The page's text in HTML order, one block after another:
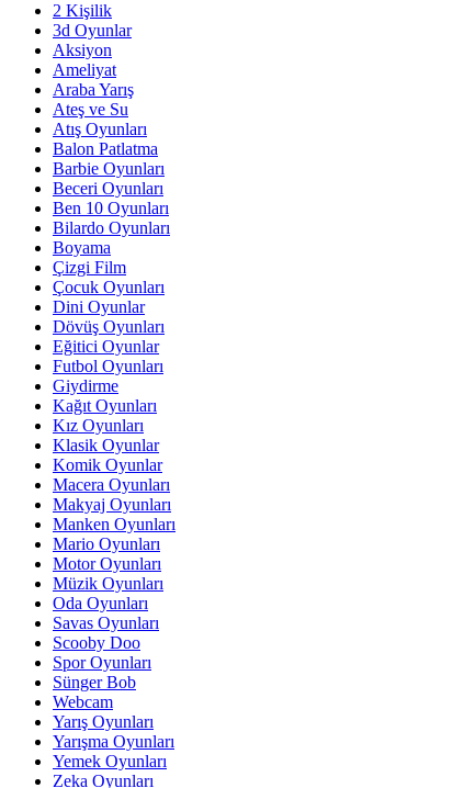
2 Kişilik
3d Oyunlar
Aksiyon
Ameliyat
Araba Yarış
Ateş ve Su
Atış Oyunları
Balon Patlatma
Barbie Oyunları
Beceri Oyunları
Ben 10 Oyunları
Bilardo Oyunları
Boyama
Çizgi Film
Çocuk Oyunları
Dini Oyunlar
Dövüş Oyunları
Eğitici Oyunlar
Futbol Oyunları
Giydirme
Kağıt Oyunları
Kız Oyunları
Klasik Oyunlar
Komik Oyunlar
Macera Oyunları
Makyaj Oyunları
Manken Oyunları
Mario Oyunları
Motor Oyunları
Müzik Oyunları
Oda Oyunları
Savas Oyunları
Scooby Doo
Spor Oyunları
Sünger Bob
Webcam
Yarış Oyunları
Yarışma Oyunları
Yemek Oyunları
Zeka Oyunları